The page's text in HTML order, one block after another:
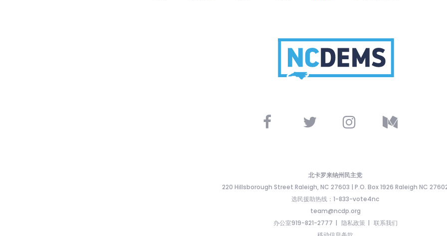
北卡罗来纳州民主党
220 Hillsborough Street Raleigh, NC 27603 | P.O. Box 1926 Raleigh NC
选民援助热线：1-833-vote4nc
team@ncdp.org
办公室919-821-2777
隐私政策
联系我们